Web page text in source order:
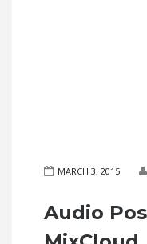
MARCH 3, 2015
Audio